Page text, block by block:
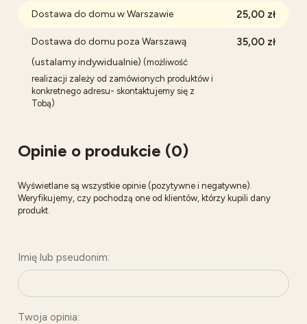
Dostawa do domu w Warszawie 25,00 zł
Dostawa do domu poza Warszawą
(ustalamy indywidualnie) (możliwość
realizacji zależy od zamówionych produktów i
konkretnego adresu- skontaktujemy się z
Tobą)
35,00 zł
Opinie o produkcie (0)
Wyświetlane są wszystkie opinie (pozytywne i negatywne).
Weryfikujemy, czy pochodzą one od klientów, którzy kupili dany
produkt.
Imię lub pseudonim:
Twoja opinia: